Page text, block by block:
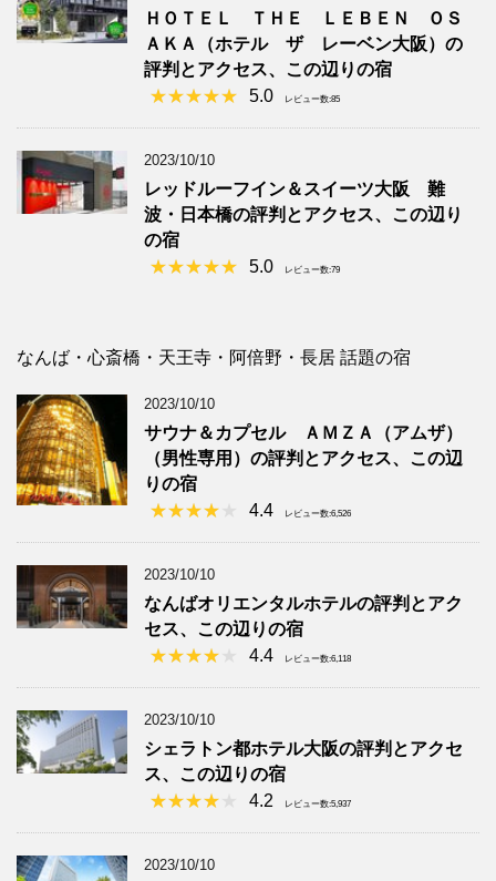
ＨＯＴＥＬ ＴＨＥ ＬＥＢＥＮ ＯＳ
ＡＫＡ（ホテル ザ レーベン大阪）の
評判とアクセス、この辺りの宿
5.0
レビュー数:85
2023/10/10
レッドルーフイン＆スイーツ大阪 難
波・日本橋の評判とアクセス、この辺り
の宿
5.0
レビュー数:79
なんば・心斎橋・天王寺・阿倍野・長居 話題の宿
2023/10/10
サウナ＆カプセル ＡＭＺＡ（アムザ）
（男性専用）の評判とアクセス、この辺
りの宿
4.4
レビュー数:6,526
2023/10/10
なんばオリエンタルホテルの評判とアク
セス、この辺りの宿
4.4
レビュー数:6,118
2023/10/10
シェラトン都ホテル大阪の評判とアクセ
ス、この辺りの宿
4.2
レビュー数:5,937
2023/10/10